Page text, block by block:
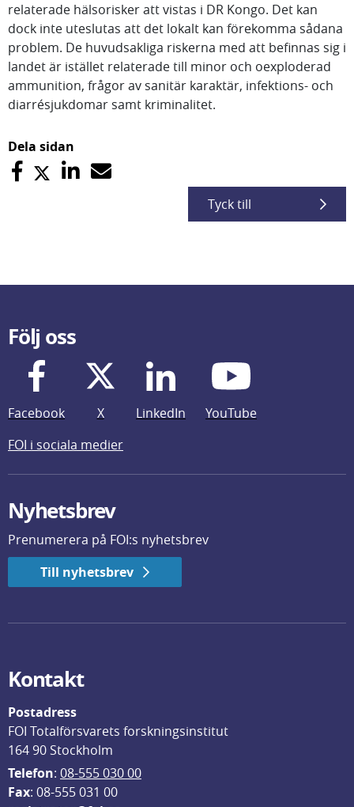
relaterade hälsorisker att vistas i DR Kongo. Det kan
dock inte uteslutas att det lokalt kan förekomma sådana
problem. De huvudsakliga riskerna med att befinnas sig i
landet är istället relaterade till minor och oexploderad
ammunition, frågor av sanitär karaktär, infektions- och
diarrésjukdomar samt kriminalitet.
Dela sidan
Tyck till
Följ oss
Facebook X LinkedIn
YouTube
FOI i sociala medier
Nyhetsbrev
Prenumerera på FOI:s nyhetsbrev
Till nyhetsbrev
Kontakt
Postadress
FOI Totalförsvarets forskningsinstitut
164 90 Stockholm
Telefon: 08-555 030 00
Fax: 08-555 031 00